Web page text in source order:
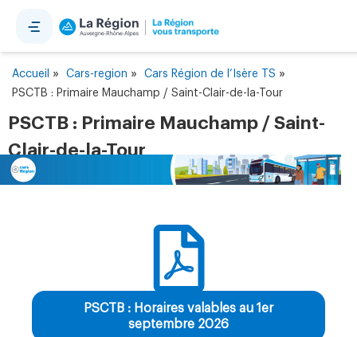
Accueil » Cars-region » Cars Région de l’Isère TS »
PSCTB : Primaire Mauchamp / Saint-Clair-de-la-Tour
PSCTB : Primaire Mauchamp / Saint-
Clair-de-la-Tour
PSCTB : Horaires valables au 1er
septembre 2026